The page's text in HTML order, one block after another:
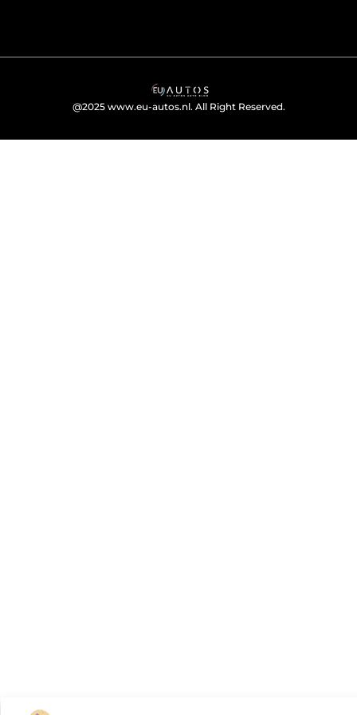
@2025 www.eu-autos.nl. All Right Reserved.